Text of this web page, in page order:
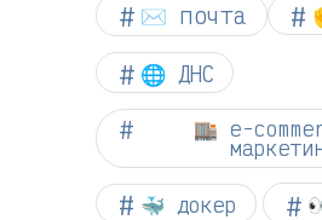
✉️ почта
🌐 ДНС
🏬 e-
🐳 докер